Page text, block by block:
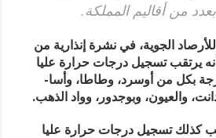
من أقاليم المملكة.
الجوية، في نشرة إنذارية من
يرتقب تسجيل درجات حرارة عليا
ما بين 38 و41 درجة بكل من أوسرد، وطاطا، وأسا-
والعيون، وبوجدور، وواد الذهب.
كذلك تسجيل درجات حرارة عليا